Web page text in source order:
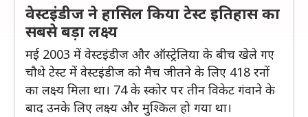
वेस्टइंडीज ने हासिल किया टेस्ट इतिहास का
सबसे बड़ा लक्ष्य
मई 2003 में वेस्टइंडीज और ऑस्ट्रेलिया के बीच खेले गए
चौथे टेस्ट में वेस्टइंडीज को मैच जीतने के लिए 418 रनों
का लक्ष्य मिला था। 74 के स्कोर पर तीन विकेट गंवाने के
बाद उनके लिए लक्ष्य और मुश्किल हो गया था।